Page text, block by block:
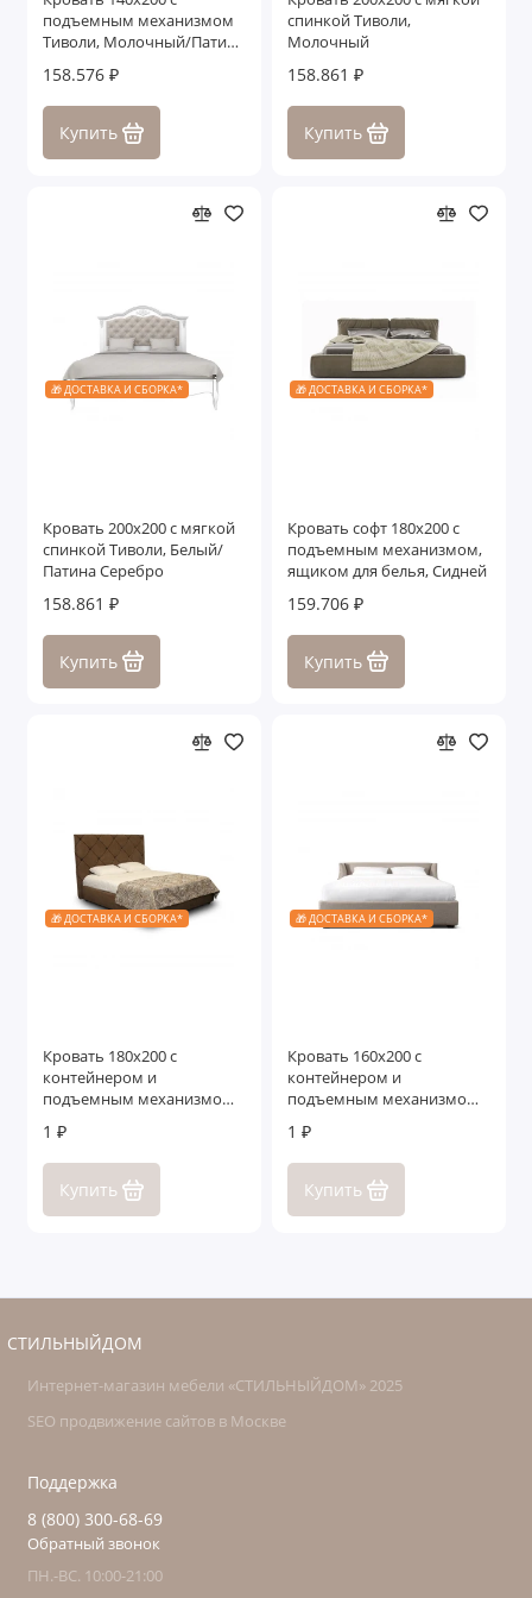
подъемным механизмом
Тиволи, Молочный/Патина
158.576 ₽
Купить
спинкой Тиволи,
Молочный
158.861 ₽
Купить
🎁 ДОСТАВКА И СБОРКА*
Кровать 200x200 с мягкой
спинкой Тиволи, Белый/
Патина Серебро
158.861 ₽
Купить
🎁 ДОСТАВКА И СБОРКА*
Кровать софт 180x200 с
подъемным механизмом,
ящиком для белья, Сидней
159.706 ₽
Купить
🎁 ДОСТАВКА И СБОРКА*
Кровать 180x200 c
контейнером и
подъемным механизмом
1 ₽
Купить
🎁 ДОСТАВКА И СБОРКА*
Кровать 160x200 c
контейнером и
подъемным механизмом
1 ₽
Купить
СТИЛЬНЫЙДОМ
Интернет-магазин мебели «СТИЛЬНЫЙДОМ» 2025
SEO продвижение сайтов в Москве
Поддержка
8 (800) 300-68-69
Обратный звонок
ПН.-ВС. 10:00-21:00